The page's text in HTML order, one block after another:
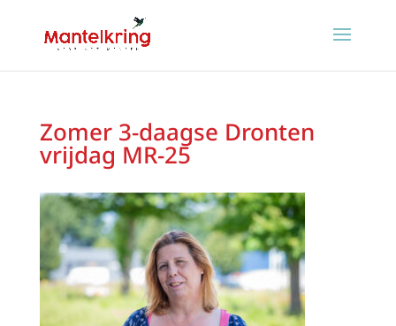
Zomer 3-daagse Dronten
vrijdag MR-25